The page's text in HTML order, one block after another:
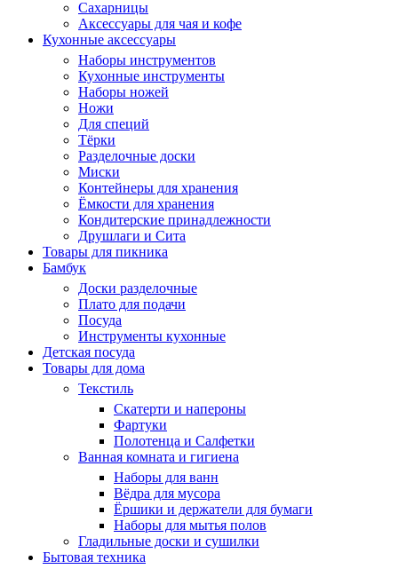
Сахарницы
Аксессуары для чая и кофе
Кухонные аксессуары
Наборы инструментов
Кухонные инструменты
Наборы ножей
Ножи
Для специй
Тёрки
Разделочные доски
Миски
Контейнеры для хранения
Ёмкости для хранения
Кондитерские принадлежности
Друшлаги и Сита
Товары для пикника
Бамбук
Доски разделочные
Плато для подачи
Посуда
Инструменты кухонные
Детская посуда
Товары для дома
Текстиль
Скатерти и напероны
Фартуки
Полотенца и Салфетки
Ванная комната и гигиена
Наборы для ванн
Вёдра для мусора
Ёршики и держатели для бумаги
Наборы для мытья полов
Гладильные доски и сушилки
Бытовая техника